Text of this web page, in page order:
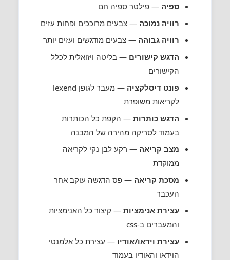
ספיה — פילטר ספיה חם
רוויה נמוכה — צבעים מרוככים ופחות עזים
רוויה גבוהה — צבעים מודגשים ועזים יותר
הדגש קישורים — בליטה ויזואלית לכלל
הקישורים
פונט דיסלקציה
— מעבר לגופן lexend
לקריאות משופרת
הדגש כותרות— הקפת כל הכותרות
בעמוד לסריקה מהירה של המבנה
מצב קריאה — רקע לבן נקי לקריאה
ממוקדת
מסכת קריאה — פס הדגשה עוקב אחר
העכבר
עצירת אנימציות— קיצור כל האנימציות
והמעברים ב-css
עצירת וידאו/אודיו — עצירת כל אלמנטי
הוידאו והאודיו בעמוד